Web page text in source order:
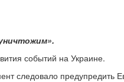
событий на Украине.
следовало предупредить